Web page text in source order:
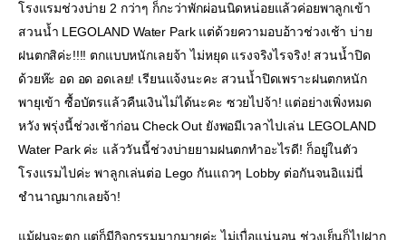
โรงแรมช่วงบ่าย 2 กว่าๆ ก็กะว่าพักผ่อนนิดหน่อยแล้วค่อยพาลูกเข้า
สวนน้ำ LEGOLAND Water Park แต่ด้วยความอบอ้าวช่วงเช้า บ่าย
ฝนตกสิค่ะ!!!! ตกแบบหนักเลยจ้า ไม่หยุด แรงจริงไรจริง! สวนน้ำปิด
ด้วยห๊ะ อด อด อดเลย! เรียนแจ้งนะคะ สวนน้ำปิดเพราะฝนตกหนัก
พายุเข้า ซื้อบัตรแล้วคืนเงินไม่ได้นะคะ ซวยไปจ้า! แต่อย่างเพิ่งหมด
หวัง พรุ่งนี้ช่วงเช้าก่อน Check Out ยังพอมีเวลาไปเล่น LEGOLAND
Water Park ค่ะ แล้ววันนี้ช่วงบ่ายยามฝนตกทำอะไรดี! ก็อยู่ในตัว
โรงแรมไปค่ะ พาลูกเล่นต่อ Lego กันแถวๆ Lobby ต่อกันจนอิแม่นี่
ชำนาญมากเลยจ้า!
แม้ฝนจะตก แต่ก็มีกิจกรรมมากมายค่ะ ไม่เบื่อแน่นอน ช่วงเย็นก็ไปฝาก